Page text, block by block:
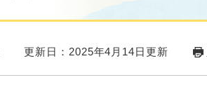
更新日：2025年4月14日更新